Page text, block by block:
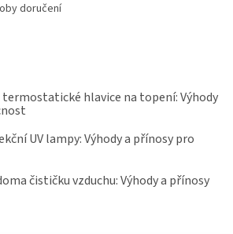
doručení
hlavice na topení: Výhody
UV lampy: Výhody a přínosy pro
čističku vzduchu: Výhody a přínosy